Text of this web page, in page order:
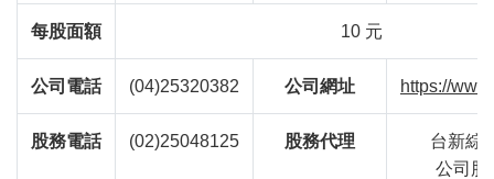
每股面額 10 元
公司電話 (04)25320382 公司網址 https://
股務電話 (02)25048125 股務代理
台新綜
公司股